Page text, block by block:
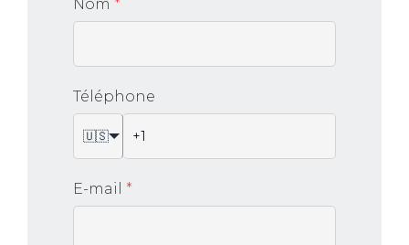
Nom *
Téléphone
🇺🇸
E-mail *